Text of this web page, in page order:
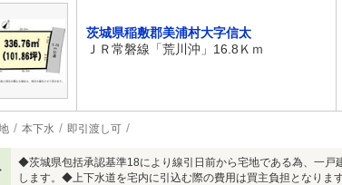
茨城県稲敷郡美浦村大字信太
ＪＲ常磐線「荒川沖」16.8Ｋｍ
本下水 即引渡し可
◆茨城県包括承認基準18により線引日前から宅地である為、一
します。◆上下水道を宅内に引込む際の費用は買主負担となります